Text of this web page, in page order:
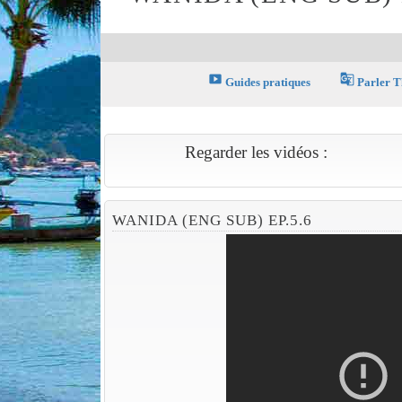
smart_display Guides pratiques g_translateParler
Regarder les vidéos :
WANIDA (ENG SUB) EP.5.6